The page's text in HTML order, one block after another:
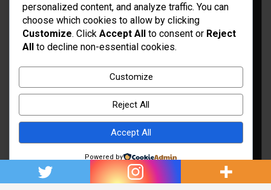
Idées d’aménagement et déco
Conseil bricolage et jardinage
Choix d'outillage et de matériaux
personalized content, and analyze traffic. You can
choose which cookies to allow by clicking
Customize. Click Accept All to consent or Reject
All to decline non-essential cookies.
Customize
Reject All
Accept All
Powered by